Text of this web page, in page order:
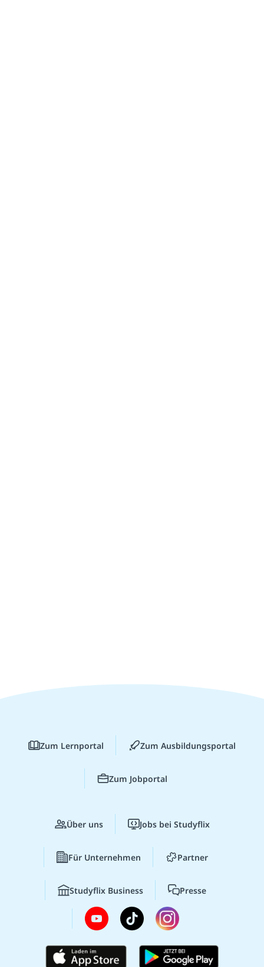
Zum Lernportal Zum Ausbildungsportal
Zum Jobportal
Über uns Jobs bei Studyflix
Für Unternehmen Partner
Studyflix Business Presse